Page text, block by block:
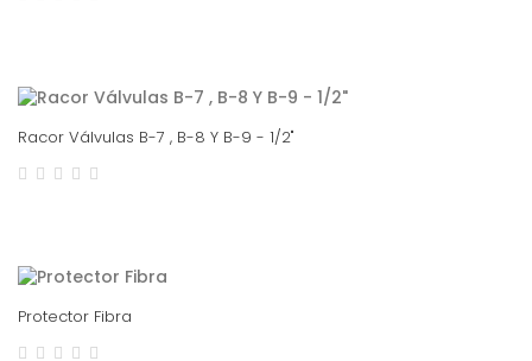
Racor Válvulas B-7 , B-8 Y B-9 - 1/2"
Protector Fibra